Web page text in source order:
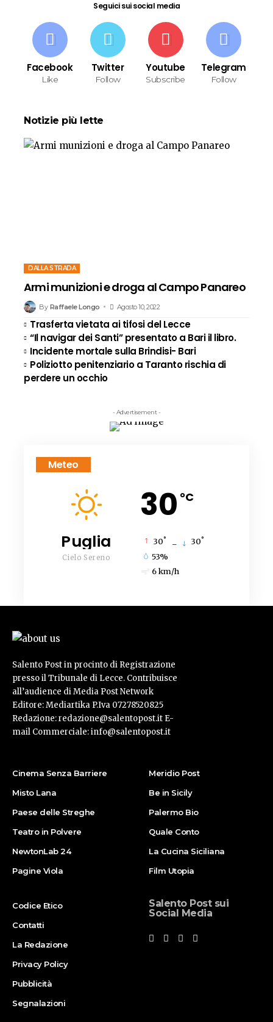
Seguici sui social media
Facebook
Like
Twitter
Follow
Youtube
Subscribe
Telegram
Follow
Notizie più lette
DALLA STRADA
Armi munizioni e droga al Campo Panareo
By Raffaele Longo Agosto 10, 2022
Trasferta vietata ai tifosi del Lecce
“Il navigar dei Santi” presentato a Bari il libro.
Incidente mortale sulla Brindisi- Bari
Poliziotto penitenziario a Taranto rischia di
perdere un occhio
- Advertisement -
Meteo
30 °C
Puglia
Cielo Sereno
30° 30°
53%
6 km/h
Salento Post in procinto di Registrazione
presso il Tribunale di Lecce. Contribuisce
all’audience di Media Post Network
Editore: Mediartika P.Iva 07278520825
Redazione: redazione@salentopost.it E-
mail Commerciale: info@salentopost.it
Cinema Senza Barriere
Misto Lana
Paese delle Streghe
Teatro in Polvere
NewtonLab 24
Pagine Viola
Meridio Post
Be in Sicily
Palermo Bio
Quale Conto
La Cucina Siciliana
Film Utopia
Codice Etico
Contatti
La Redazione
Privacy Policy
Pubblicità
Segnalazioni
Salento Post sui
Social Media